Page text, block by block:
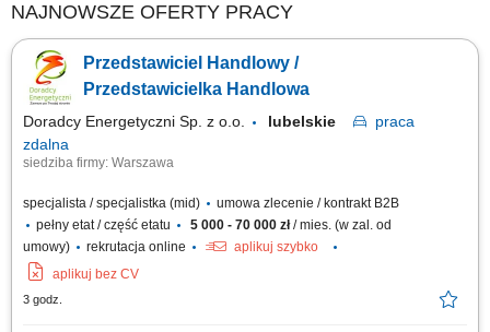
NAJNOWSZE OFERTY PRACY
Przedstawiciel Handlowy /
Przedstawicielka Handlowa
Doradcy Energetyczni Sp. z o.o. lubelskie
praca
zdalna
siedziba firmy: Warszawa
specjalista / specjalistka (mid)
umowa zlecenie / kontrakt B2B
pełny etat / część etatu
5 000 - 70 000 zł/ mies. (w zal. od
umowy)
rekrutacja online
aplikuj szybko
aplikuj bez CV
3 godz.